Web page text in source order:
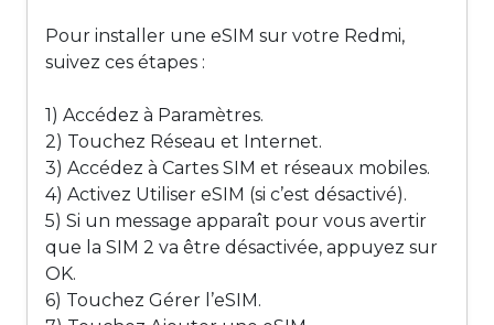
Pour installer une eSIM sur votre Redmi,
suivez ces étapes :
1) Accédez à Paramètres.
2) Touchez Réseau et Internet.
3) Accédez à Cartes SIM et réseaux mobiles.
4) Activez Utiliser eSIM (si c’est désactivé).
5) Si un message apparaît pour vous avertir
que la SIM 2 va être désactivée, appuyez sur
OK.
6) Touchez Gérer l’eSIM.